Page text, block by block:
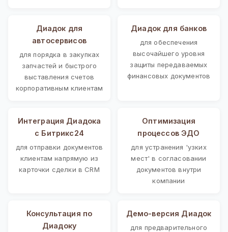
Диадок для
автосервисов
для порядка в закупках
запчастей и быстрого
выставления счетов
корпоративным клиентам
Диадок для банков
для обеспечения
высочайшего уровня
защиты передаваемых
финансовых документов
Интеграция Диадока
с Битрикс24
для отправки документов
клиентам напрямую из
карточки сделки в CRM
Оптимизация
процессов ЭДО
для устранения 'узких
мест' в согласовании
документов внутри
компании
Консультация по
Диадоку
Демо-версия Диадок
для предварительного